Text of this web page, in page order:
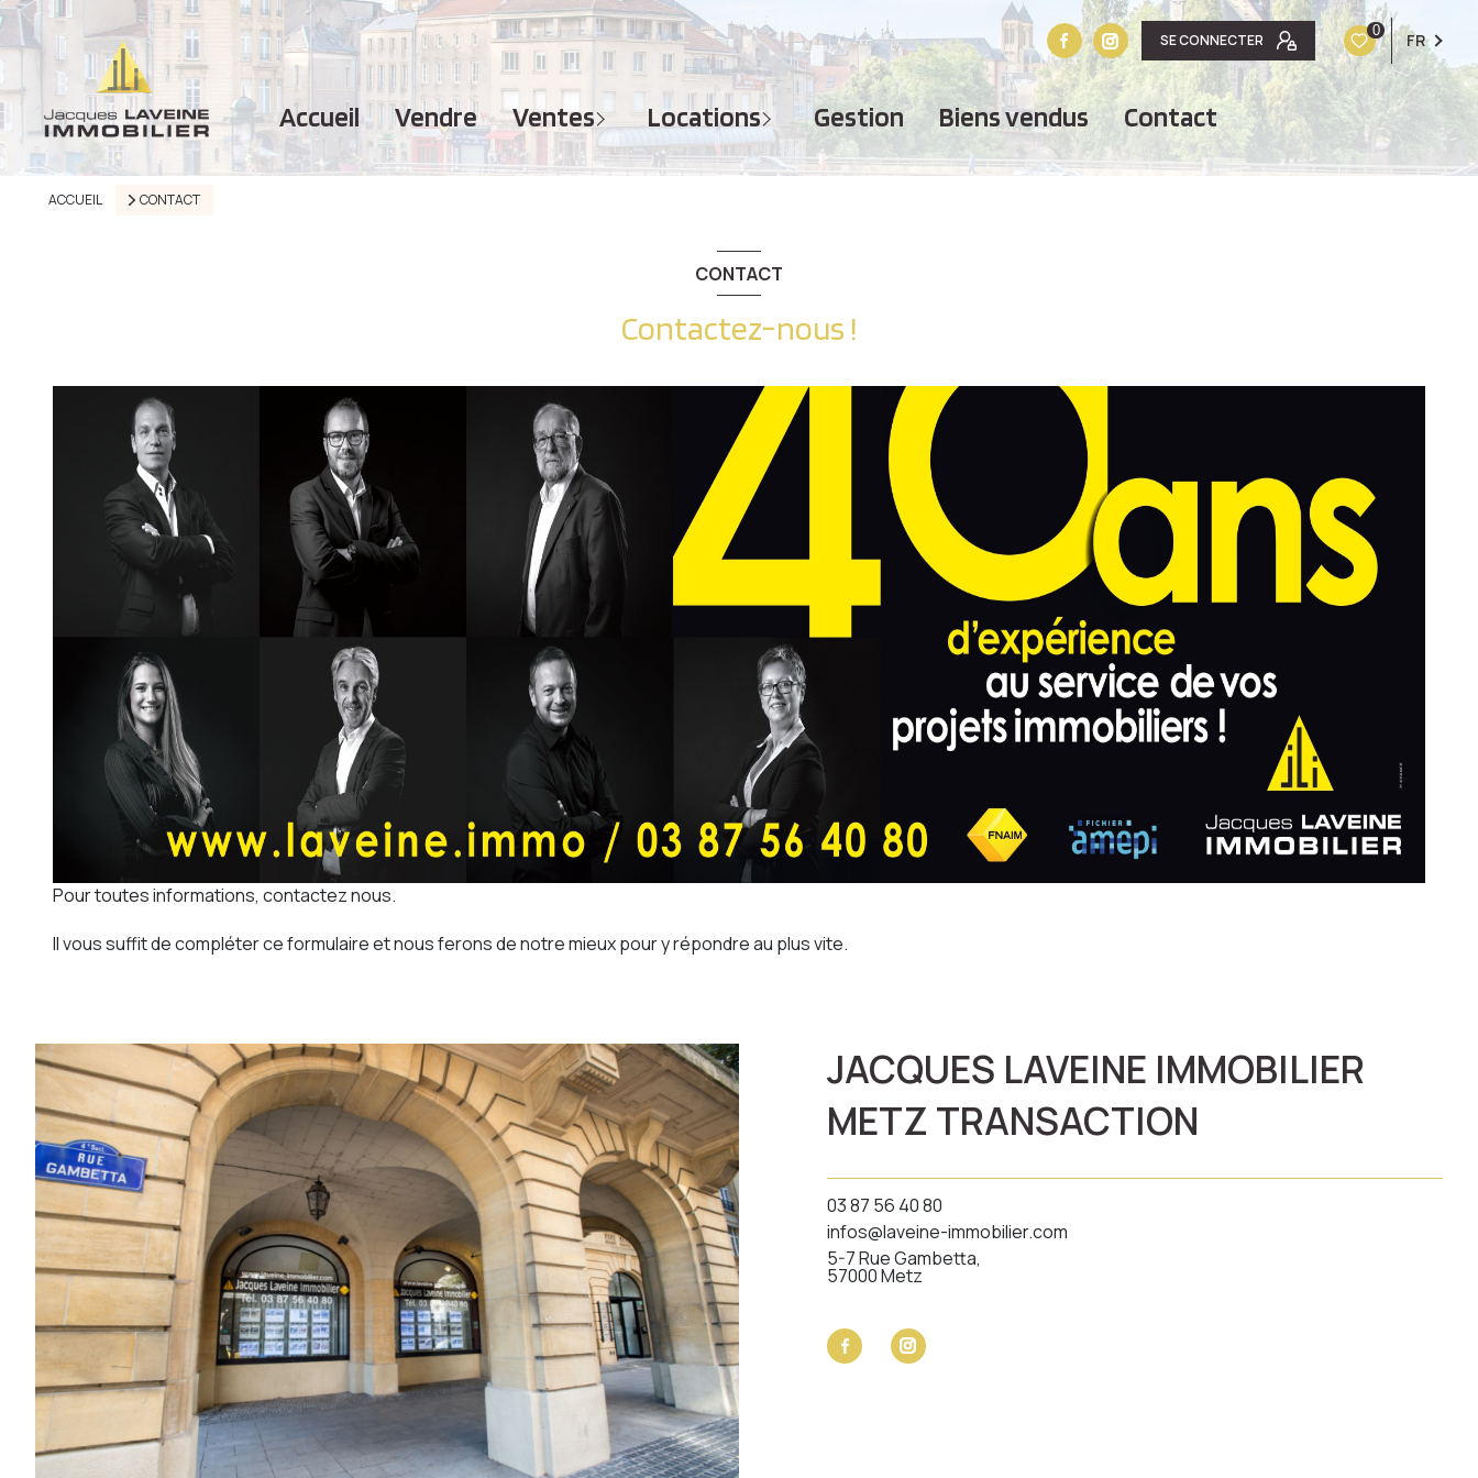
SE CONNECTER
0 FR
accueil vendre ventes
MAISONS
APPARTEMENTS
TERRAINS
IMMEUBLES
GARAGES - PARKINGS
locations
APPARTEMENTS
TERRAINS
IMMEUBLES
GARAGES - PARKINGS
IMMOBILIER PROFESSIONNEL
gestion biens vendus contact
ACCUEIL CONTACT
CONTACT
Contactez-nous !
Pour toutes informations, contactez nous.
Il vous suffit de compléter ce formulaire et nous ferons de notre mieux pour y répondre au plus vite.
JACQUES LAVEINE IMMOBILIER
METZ TRANSACTION
03 87 56 40 80
infos@laveine-immobilier.com
5-7 Rue Gambetta,
57000 Metz